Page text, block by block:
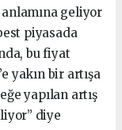
geliyor
piyasada
bu fiyat
yakın bir artışa
yapılan artış
diye